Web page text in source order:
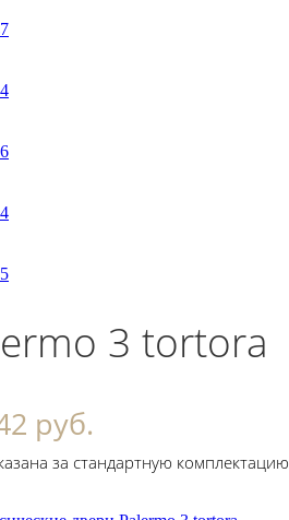
3 tortora
руб.
за стандартную комплектацию